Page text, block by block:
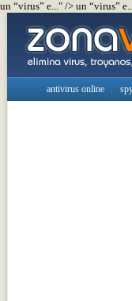
un “virus” e..." /> un “virus”
antivirus online